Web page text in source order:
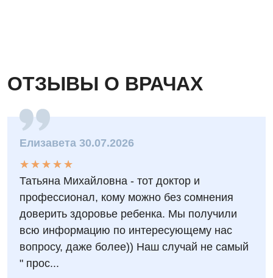
Физиотерапия
Хирургическое отделение
Эндокринология
Для детей
Детская аллергология
Детская гастроэнтерология
Детская гинекология
Детская кардиоревматология
ОТЗЫВЫ О ВРАЧАХ
Елизавета 30.07.2026
★
★
★
★
★
★ ★ ★ ★ ★
Татьяна Михайловна - тот доктор и
профессионал, кому можно без сомнения
доверить здоровье ребенка. Мы получили
всю информацию по интересующему нас
вопросу, даже более)) Наш случай не самый
" прос...